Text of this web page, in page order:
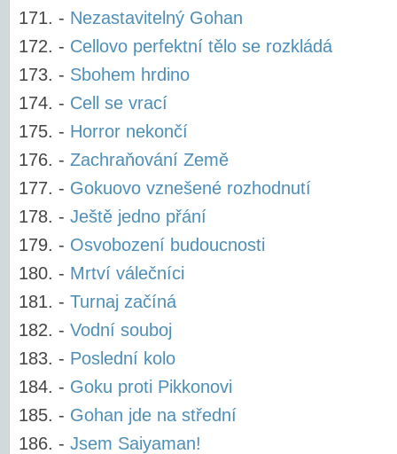
- Nezastavitelný Gohan
- Cellovo perfektní tělo se rozkládá
- Sbohem hrdino
- Cell se vrací
- Horror nekončí
- Zachraňování Země
- Gokuovo vznešené rozhodnutí
- Ještě jedno přání
- Osvobození budoucnosti
- Mrtví válečníci
- Turnaj začíná
- Vodní souboj
- Poslední kolo
- Goku proti Pikkonovi
- Gohan jde na střední
- Jsem Saiyaman!